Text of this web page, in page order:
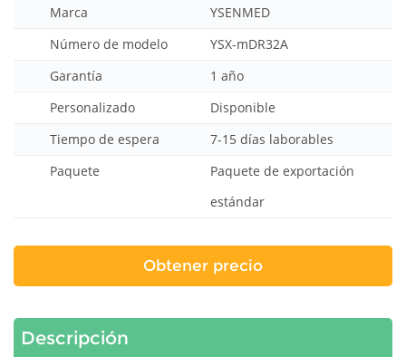
Marca
YSENMED
Número de modelo
YSX-mDR32A
Garantía
1 año
Personalizado
Disponible
Tiempo de espera
7-15 días laborables
Paquete
Paquete de exportación
estándar
Obtener precio
Descripción